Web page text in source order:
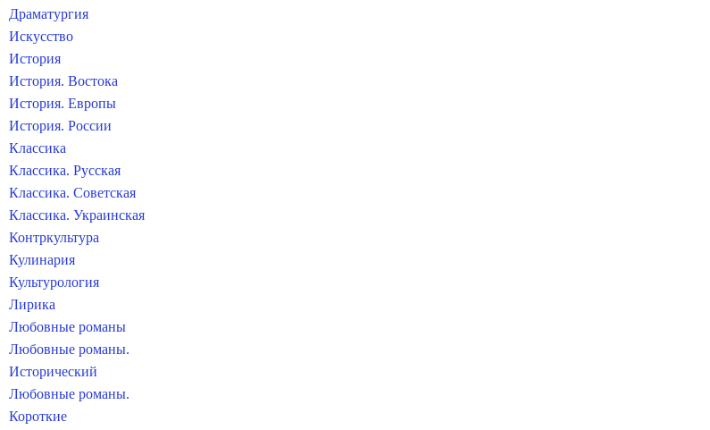
Драматургия
Искусство
История
История. Востока
История. Европы
История. России
Классика
Классика. Русская
Классика. Советская
Классика. Украинская
Контркультура
Кулинария
Культурология
Лирика
Любовные романы
Любовные романы.
Исторический
Любовные романы.
Короткие